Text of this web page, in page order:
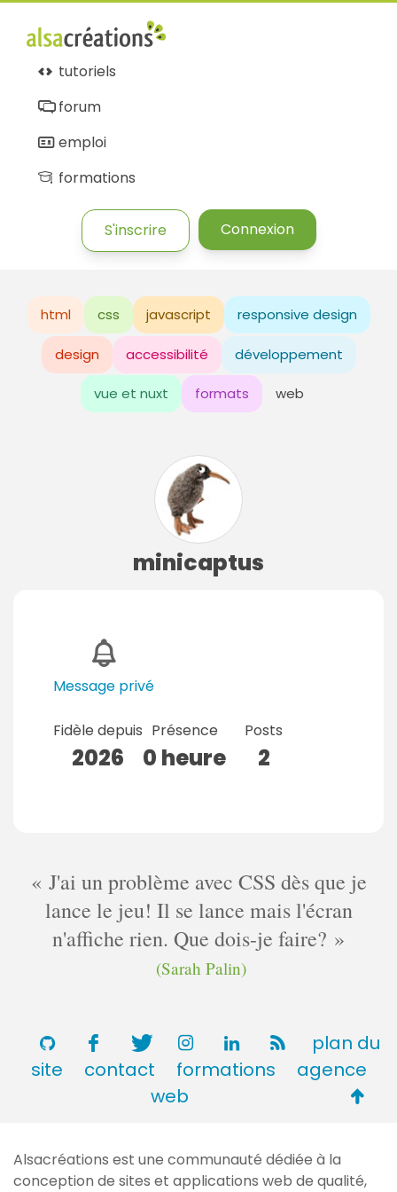
tutoriels
forum
emploi
formations
S'inscrire Connexion
html css javascript responsive design
design accessibilité développement
vue et nuxt formats web
minicaptus
Message privé
Fidèle depuis
2026
Présence
0 heure
Posts
2
J'ai un problème avec CSS dès que je
lance le jeu! Il se lance mais l'écran
n'affiche rien. Que dois-je faire?
(Sarah Palin)
plan du
site
contact formations
agence
web
de
Alsacréations est une communauté dédiée à la
conception de sites et applications web de qualité,